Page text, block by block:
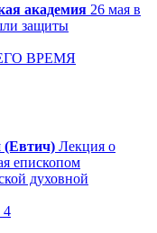
академия 26 мая в
защиты
ВРЕМЯ
(Евтич) Лекция о
епископом
духовной